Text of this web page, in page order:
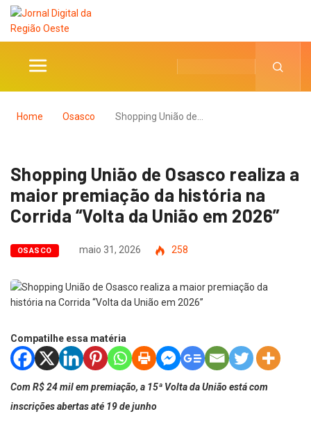
Home Osasco Shopping União de…
Shopping União de Osasco realiza a
maior premiação da história na
Corrida “Volta da União em 2026”
OSASCO maio 31, 2026 258
Compatilhe essa matéria
Com R$ 24 mil em premiação, a 15ª Volta da União está com
inscrições abertas até 19 de junho